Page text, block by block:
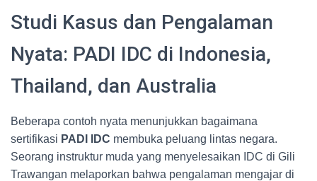
Studi Kasus dan Pengalaman
Nyata: PADI IDC di Indonesia,
Thailand, dan Australia
Beberapa contoh nyata menunjukkan bagaimana
sertifikasi PADI IDC membuka peluang lintas negara.
Seorang instruktur muda yang menyelesaikan IDC di Gili
Trawangan melaporkan bahwa pengalaman mengajar di